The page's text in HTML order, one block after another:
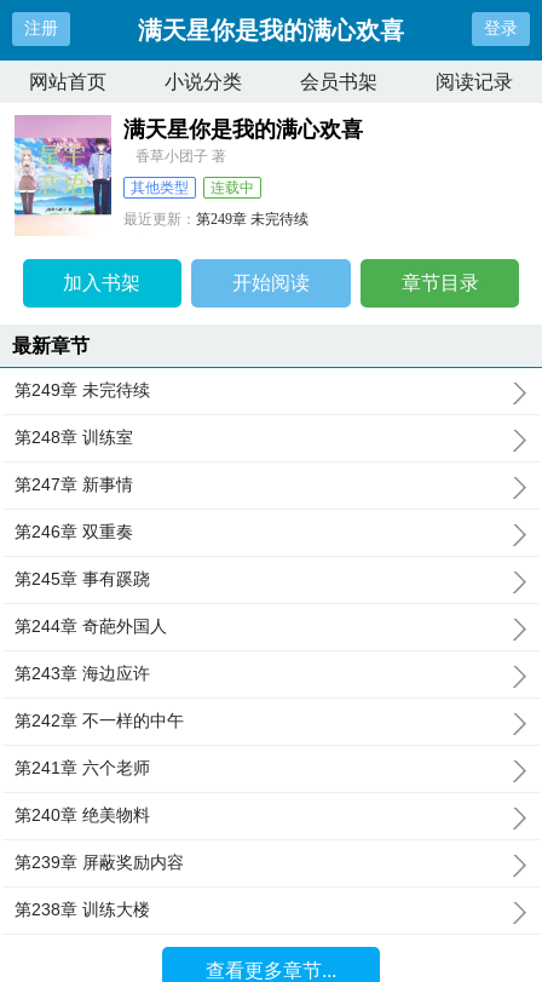
注册 满天星你是我的满心欢喜 登录
网站首页 小说分类 会员书架 阅读记录
满天星你是我的满心欢喜
香草小团子 著
其他类型
连载中
最近更新：第249章 未完待续
加入书架 开始阅读 章节目录
最新章节
第249章 未完待续
第248章 训练室
第247章 新事情
第246章 双重奏
第245章 事有蹊跷
第244章 奇葩外国人
第243章 海边应许
第242章 不一样的中午
第241章 六个老师
第240章 绝美物料
第239章 屏蔽奖励内容
第238章 训练大楼
查看更多章节...